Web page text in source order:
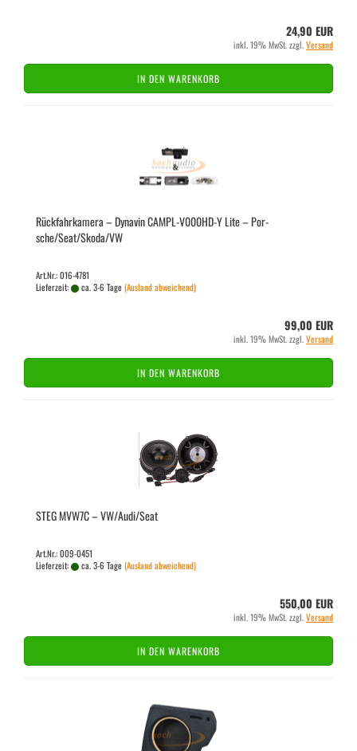
24,90 EUR
inkl. 19% MwSt. zzgl.Versand
IN DEN WARENKORB
Rück­fahr­ka­me­ra – Dy­na­vin CAMPL-​​V000HD-​Y Lite – Por­
sche/Seat/Skoda/VW
Art.Nr.: 016-4781
Lieferzeit:
ca. 3-6 Tage(Ausland abweichend)
99,00 EUR
inkl. 19% MwSt. zzgl.Versand
IN DEN WARENKORB
STEG MVW7C – VW/Audi/Seat
Art.Nr.: 009-0451
Lieferzeit:
ca. 3-6 Tage(Ausland abweichend)
550,00 EUR
inkl. 19% MwSt. zzgl.Versand
IN DEN WARENKORB